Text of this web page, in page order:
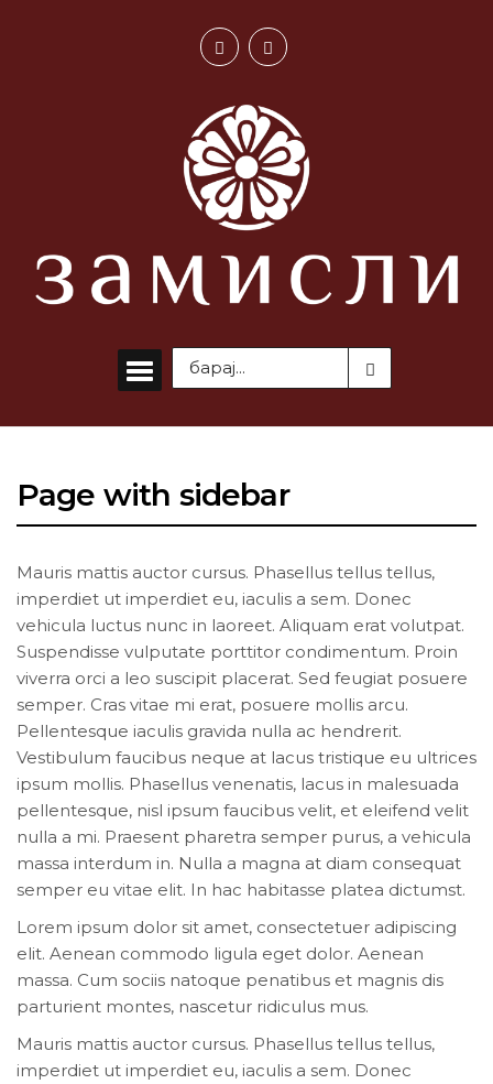
Page with sidebar
Mauris mattis auctor cursus. Phasellus tellus tellus,
imperdiet ut imperdiet eu, iaculis a sem. Donec
vehicula luctus nunc in laoreet. Aliquam erat volutpat.
Suspendisse vulputate porttitor condimentum. Proin
viverra orci a leo suscipit placerat. Sed feugiat posuere
semper. Cras vitae mi erat, posuere mollis arcu.
Pellentesque iaculis gravida nulla ac hendrerit.
Vestibulum faucibus neque at lacus tristique eu ultrices
ipsum mollis. Phasellus venenatis, lacus in malesuada
pellentesque, nisl ipsum faucibus velit, et eleifend velit
nulla a mi. Praesent pharetra semper purus, a vehicula
massa interdum in. Nulla a magna at diam consequat
semper eu vitae elit. In hac habitasse platea dictumst.
Lorem ipsum dolor sit amet, consectetuer adipiscing
elit. Aenean commodo ligula eget dolor. Aenean
massa. Cum sociis natoque penatibus et magnis dis
parturient montes, nascetur ridiculus mus.
Mauris mattis auctor cursus. Phasellus tellus tellus,
imperdiet ut imperdiet eu, iaculis a sem. Donec